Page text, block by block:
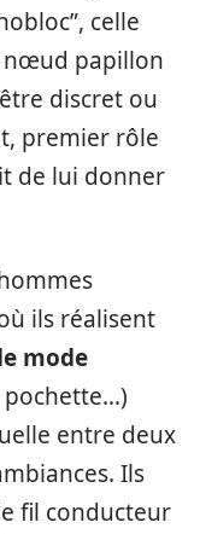
celle
nœud papillon
discret ou
premier rôle
de lui donner
ils réalisent
mode
pochette…)
entre deux
Ils
fil conducteur